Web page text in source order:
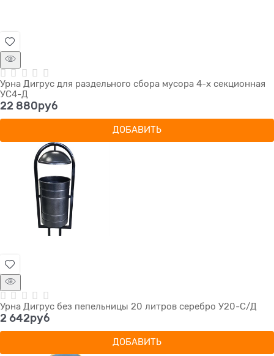
Урна Дигрус для раздельного сбора мусора 4-х секционная
УС4-Д
22 880руб
ДОБАВИТЬ
Урна Дигрус без пепельницы 20 литров серебро У20-С/Д
2 642руб
ДОБАВИТЬ